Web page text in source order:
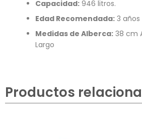
Capacidad: 946 litros.
Edad Recomendada: 3
Medidas de Alberca: 38 cm
Largo
Productos